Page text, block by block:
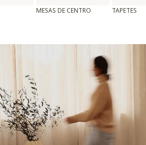
MESAS DE CENTRO TAPETES